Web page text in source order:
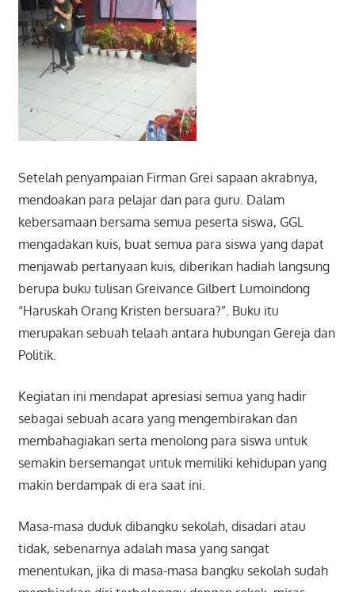
Setelah penyampaian Firman Grei sapaan akrabnya,
mendoakan para pelajar dan para guru. Dalam
kebersamaan bersama semua peserta siswa, GGL
mengadakan kuis, buat semua para siswa yang dapat
menjawab pertanyaan kuis, diberikan hadiah langsung
berupa buku tulisan Greivance Gilbert Lumoindong
“Haruskah Orang Kristen bersuara?”. Buku itu
merupakan sebuah telaah antara hubungan Gereja dan
Politik.
Kegiatan ini mendapat apresiasi semua yang hadir
sebagai sebuah acara yang mengembirakan dan
membahagiakan serta menolong para siswa untuk
semakin bersemangat untuk memiliki kehidupan yang
makin berdampak di era saat ini.
Masa-masa duduk dibangku sekolah, disadari atau
tidak, sebenarnya adalah masa yang sangat
menentukan, jika di masa-masa bangku sekolah sudah